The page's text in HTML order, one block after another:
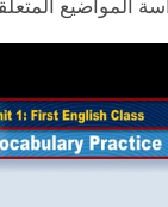
المواضيع